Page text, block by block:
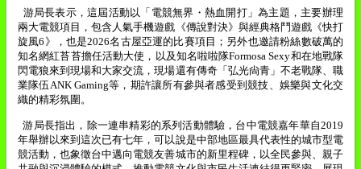
游局長表示，這屆活動以「電競無界・熱血開打」為主題，主要辦理
兩大電競項目，包含人氣手機遊戲《傳說對決》與經典格鬥遊戲《快打
旋風6 》，也是2026名古屋亞運的比賽項目；另外也邀請粉絲數破萬的
知名網紅苔苔擔任活動大使，以及知名啦啦隊Formosa Sexy和在地戰隊
閃電狼來到現場和大家交流，現場還有傳奇「弘光尙青」不老戰隊、職
業隊伍 ANK Gaming等，期許讓所有參與者感受到競技、娛樂與文化交
織的精彩氛圍。
游局長指出，除一連串精彩的系列活動體驗，台中電競嘉年華自2019
年舉辦以來到這次已有七年，可以說是中部地區最具代表性的城市型電
競活動，也象徵台中邁向電競友善城市的新里程碑，以全民參與、親子